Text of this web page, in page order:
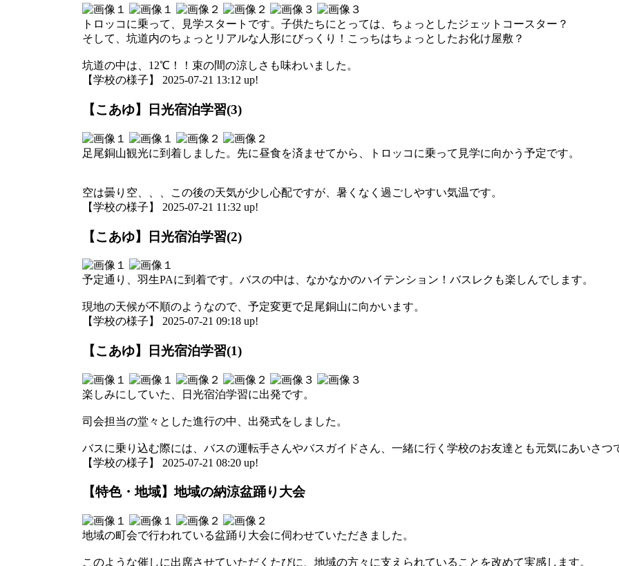
トロッコに乗って、見学スタートです。子供たちにとっては、ちょっとしたジェットコースター？
そして、坑道内のちょっとリアルな人形にびっくり！こっちはちょっとしたお化け屋敷？
坑道の中は、12℃！！束の間の涼しさも味わいました。
【学校の様子】 2025-07-21 13:12 up!
【こあゆ】日光宿泊学習(3)
足尾銅山観光に到着しました。先に昼食を済ませてから、トロッコに乗って見学に向かう予定です。
空は曇り空、、、この後の天気が少し心配ですが、暑くなく過ごしやすい気温です。
【学校の様子】 2025-07-21 11:32 up!
【こあゆ】日光宿泊学習(2)
予定通り、羽生PAに到着です。バスの中は、なかなかのハイテンション！バスレクも楽しんでします。
現地の天候が不順のようなので、予定変更で足尾銅山に向かいます。
【学校の様子】 2025-07-21 09:18 up!
【こあゆ】日光宿泊学習(1)
楽しみにしていた、日光宿泊学習に出発です。
司会担当の堂々とした進行の中、出発式をしました。
バスに乗り込む際には、バスの運転手さんやバスガイドさん、一緒に行く学校のお友達とも元気にあいさつ
【学校の様子】 2025-07-21 08:20 up!
【特色・地域】地域の納涼盆踊り大会
地域の町会で行われている盆踊り大会に伺わせていただきました。
このような催しに出席させていただくたびに、地域の方々に支えられていることを改めて実感します。